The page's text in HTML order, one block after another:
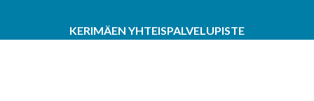
KERIMÄEN YHTEISPALVELUPISTE